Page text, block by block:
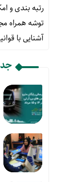
رتبه بندی و
توشه همراه
آشنایی با